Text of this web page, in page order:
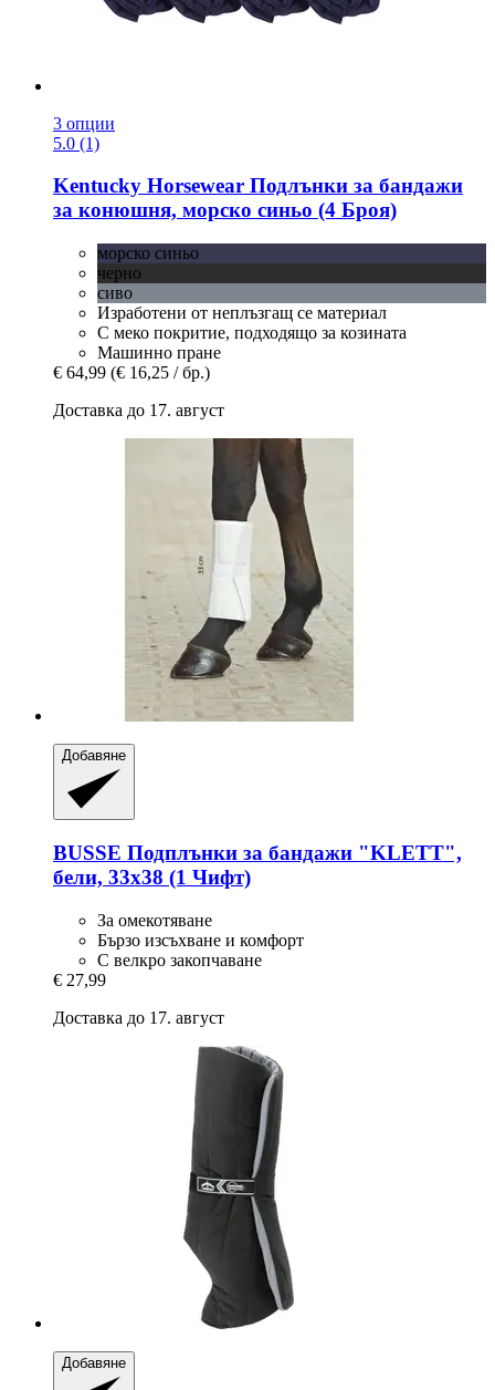
3 опции
5.0 (1)
Kentucky Horsewear Подлънки за бандажи
за конюшня, морско синьо (4 Броя)
морско синьо
черно
сиво
Изработени от неплъзгащ се материал
С меко покритие, подходящо за козината
Машинно пране
€ 64,99 (€ 16,25 / бр.)
Доставка до 17. август
Добавяне
BUSSE Подплънки за бандажи "KLETT",
бели, 33x38 (1 Чифт)
За омекотяване
Бързо изсъхване и комфорт
С велкро закопчаване
€ 27,99
Доставка до 17. август
Добавяне